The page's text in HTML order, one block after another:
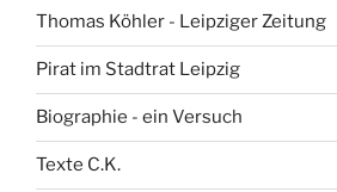
Thomas Köhler - Leipziger Zeitung
Pirat im Stadtrat Leipzig
Biographie - ein Versuch
Texte C.K.